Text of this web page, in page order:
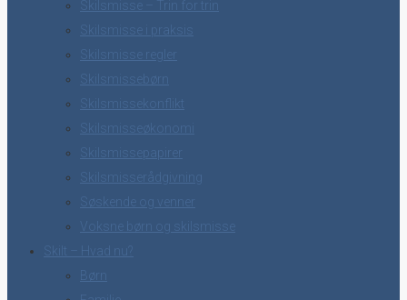
Skilsmisse – Trin for trin
Skilsmisse i praksis
Skilsmisse regler
Skilsmissebørn
Skilsmissekonflikt
Skilsmisseøkonomi
Skilsmissepapirer
Skilsmisserådgivning
Søskende og venner
Voksne børn og skilsmisse
Skilt – Hvad nu?
Børn